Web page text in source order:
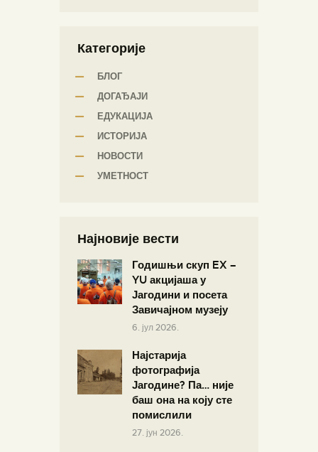
Категорије
БЛОГ
ДОГАЂАЈИ
ЕДУКАЦИЈА
ИСТОРИЈА
НОВОСТИ
УМЕТНОСТ
Најновије вести
Годишњи скуп EX –
YU акцијаша у
Јагодини и посета
Завичајном музеју
6. јул 2026.
Најстарија
фотографија
Јагодине? Па… није
баш она на коју сте
помислили
27. јун 2026.